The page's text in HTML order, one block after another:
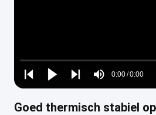
Play
Play
Play
Mute
Time
0:00/0:00
Loaded:
0%
Goed thermisch stabiel